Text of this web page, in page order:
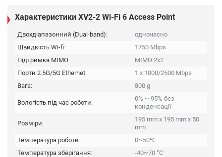
Характеристики XV2-2 Wi-Fi 6 Access Point
Двохдіапазонний (Dual-band):
одночасно
Швидкість Wi-fi:
1750 Mbps
Підтримка MIMO:
MIMO 2x2
Порти 2.5G/5G Ethernet:
1 x 1000/2500 Mbps
Вага:
800 g
Вологість під час роботи:
0% ~ 95% без
конденсації
Розміри:
195 mm x 195 mm x 50
mm
Температура роботи:
0~50℃
Температура зберігання:
-40~70 °C